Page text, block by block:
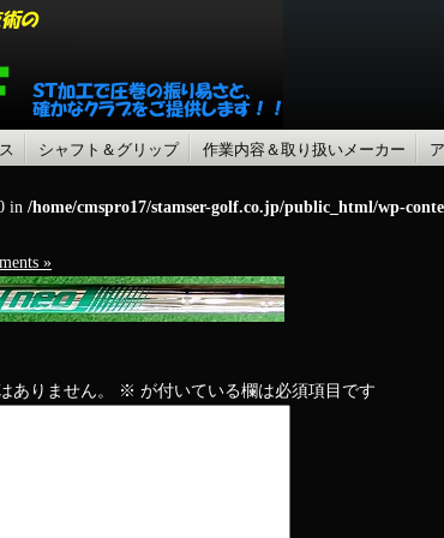
シャフト＆グリップ 作業内容＆取り扱いメーカー
in /home/cmspro17/stamser-golf.co.jp/public_html/wp-
»
ありません。
※ が付いている欄は必須項目です